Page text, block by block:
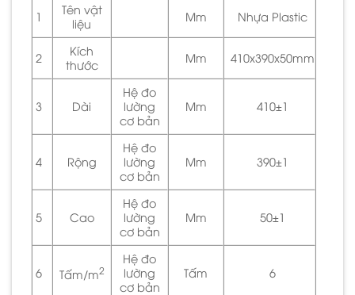
1
Tên vật
liệu
Mm Nhựa Plastic
2
Kích
thước
Mm 410x390x50mm
3 Dài
Hệ đo
lường
cơ bản
Mm 410±1
4 Rộng
Hệ đo
lường
cơ bản
Mm 390±1
5 Cao
Hệ đo
lường
cơ bản
Mm 50±1
6 Tấm/m2
Hệ đo
lường
cơ bản
Tấm 6